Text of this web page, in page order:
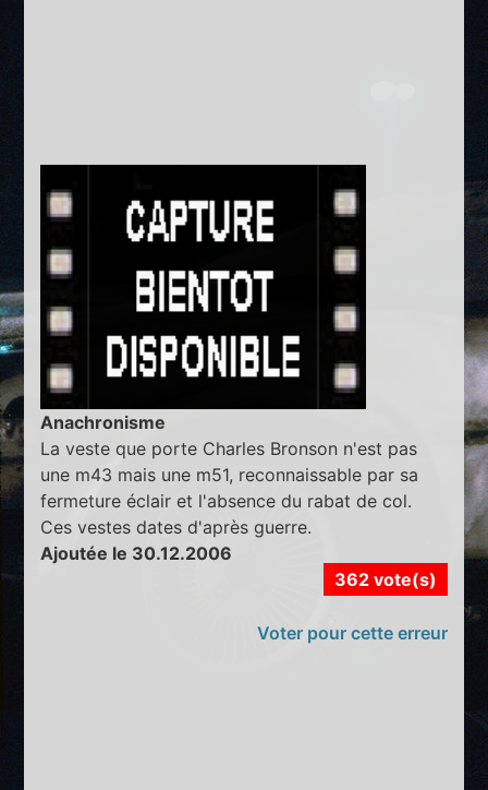
Anachronisme
La veste que porte Charles Bronson n'est pas
une m43 mais une m51, reconnaissable par sa
fermeture éclair et l'absence du rabat de col.
Ces vestes dates d'après guerre.
Ajoutée le 30.12.2006
362 vote(s)
Voter pour cette erreur